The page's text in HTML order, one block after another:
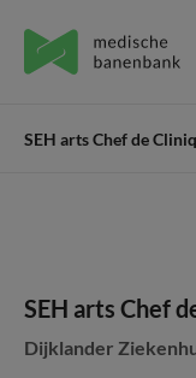
SEH arts Chef de
SEH arts Chef
Dijklander